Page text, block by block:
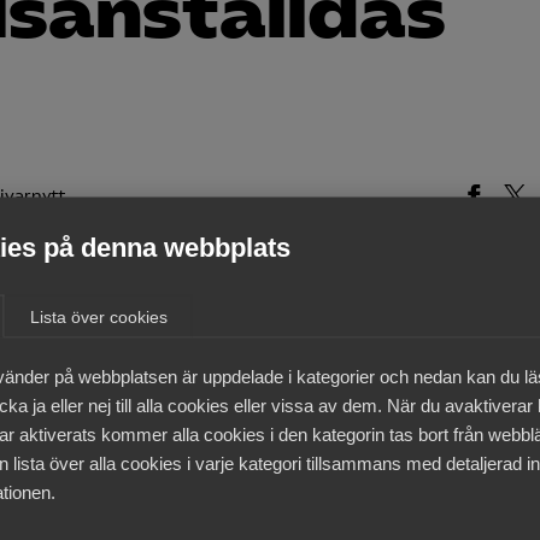
på denna webbplats
Lista över cookies
på webbplatsen är uppdelade i kategorier och nedan kan du
ja eller nej till alla cookies eller vissa av dem. När du avaktiverar
aktiverats kommer alla cookies i den kategorin tas bort från
lista över alla cookies i varje kategori tillsammans med detaljerad